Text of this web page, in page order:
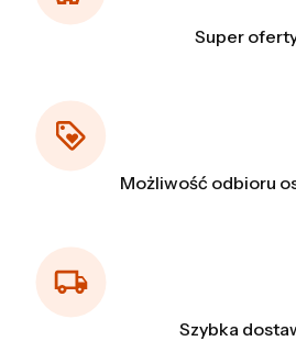
Super
Możliwość odbioru
Szybka